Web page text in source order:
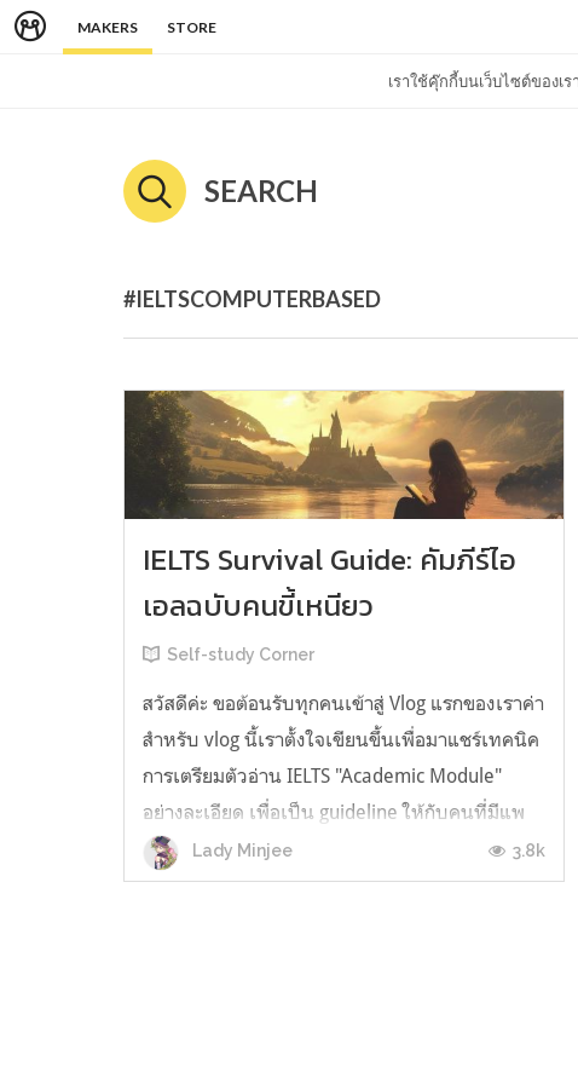
MAKERS STORE
เราใช้คุ๊กกี้บนเว็บไซต์ของเ
SEARCH
#IELTSCOMPUTERBASED
IELTS Survival Guide: คัมภีร์ไอ
เอลฉบับคนขี้เหนียว
Self-study Corner
สวัสดีค่ะ ขอต้อนรับทุกคนเข้าสู่ Vlog แรกของเราค่า
สำหรับ vlog นี้เราตั้งใจเขียนขึ้นเพื่อมาแชร์เทคนิค
การเตรียมตัวอ่าน IELTS "Academic Module"
อย่างละเอียด เพื่อเป็น guideline ให้กับคนที่มีแพ
ลนจะสอบแต่ไม่รู้ต้องเริ่มตรงไหน หรืออยากจะได้
ข้อมูลเพิ่มเติมมาเสริมความมั่นใจจากที่ตัวเองเรียน
Lady Minjee 3.8k